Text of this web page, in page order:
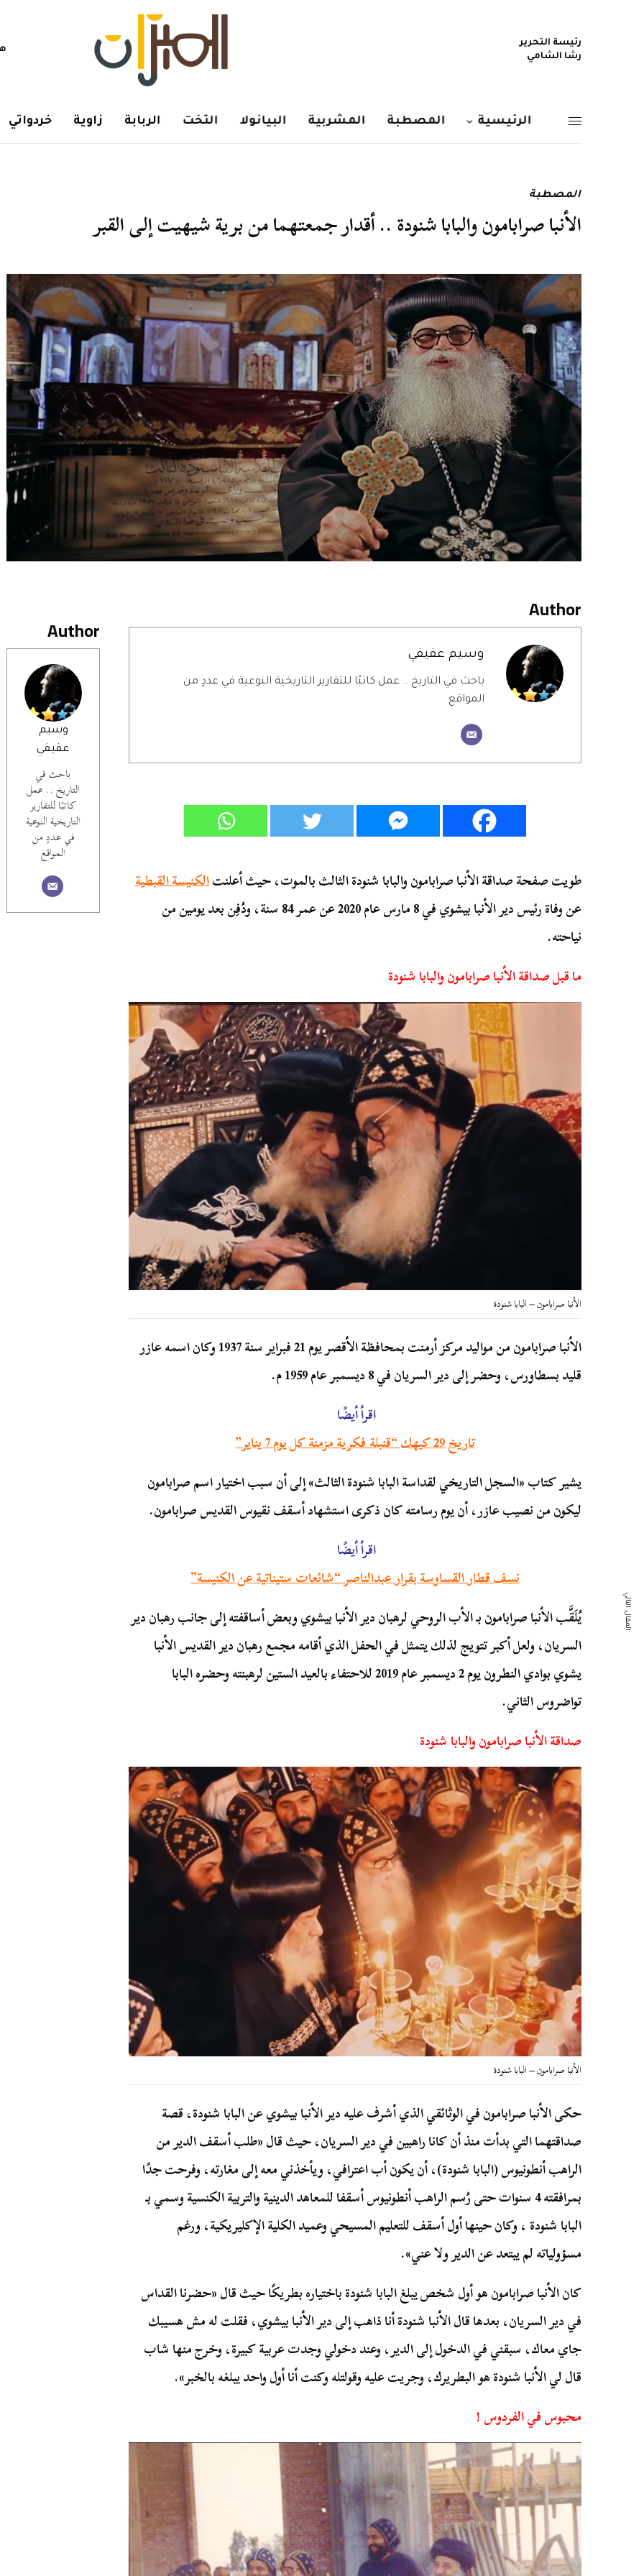
رئيسة التحرير
رشا الشامي
الرئيسية المصطبة المشربية البيانولا التخت الربابة زاوية خردواتي
المصطبة
الأنبا صرابامون والبابا شنودة .. أقدار جمعتهما من برية شيهيت إلى القبر
Author
وسيم
عفيفي
باحث في
التاريخ .. عمل
كاتبًا للتقارير
التاريخية النوعية
في عددٍ من
المواقع
Author
وسيم عفيفي
باحث في التاريخ .. عمل كاتبًا للتقارير التاريخية النوعية في عددٍ من
المواقع
طويت صفحة صداقة الأنبا صرابامون والبابا شنودة الثالث بالموت، حيث أعلنتالكنيسة القبطية
عن وفاة رئيس دير الأنبا بيشوي في 8 مارس عام 2020 عن عمر 84 سنة، ودُفِن بعد يومين من
نياحته.
ما قبل صداقة الأنبا صرابامون والبابا شنودة
الأنبا صرابامون – البابا شنودة
الأنبا صرابامون من مواليد مركز أرمنت بمحافظة الأقصر يوم 21 فبراير سنة 1937 وكان اسمه عازر
قليد بسطاورس، وحضر إلى دير السريان في 8 ديسمبر عام 1959 م.
اقرأ أيضًا
تاريخ 29 كيهك “قنبلة فكرية مزمنة كل يوم 7 يناير”
يشير كتاب «السجل التاريخي لقداسة البابا شنودة الثالث» إلى أن سبب اختيار اسم صرابامون
ليكون من نصيب عازر، أن يوم رسامته كان ذكرى استشهاد أسقف نقيوس القديس صرابامون.
اقرأ أيضًا
نسف قطار القساوسة بقرار عبدالناصر “شائعات ستيناتية عن الكنيسة”
يُلَقَّب الأنبا صرابامون بـ الأب الروحي لرهبان دير الأنبا بيشوي وبعض أساقفته إلى جانب رهبان دير
السريان، ولعل أكبر تتويج لذلك يتمثل في الحفل الذي أقامه مجمع رهبان دير القديس الأنبا
يشوي بوادي النطرون يوم 2 ديسمبر عام 2019 للاحتفاء بالعيد الستين لرهبنته وحضره البابا
تواضروس الثاني.
صداقة الأنبا صرابامون والبابا شنودة
الأنبا صرابامون – البابا شنودة
حكى الأنبا صرابامون في الوثائقي الذي أشرف عليه دير الأنبا بيشوي عن البابا شنودة، قصة
صداقتهما التي بدأت منذ أن كانا راهبين في دير السريان، حيث قال «طلب أسقف الدير من
الراهب أنطونيوس (البابا شنودة)، أن يكون أب اعترافي، ويأخذني معه إلى مغارته، وفرحت جدًا
بمرافقته 4 سنوات حتى رُسم الراهب أنطونيوس أسقفا للمعاهد الدينية والتربية الكنسية وسمي بـ
البابا شنودة ، وكان حينها أول أسقف للتعليم المسيحي وعميد الكلية الإكليريكية، ورغم
مسؤولياته لم يبتعد عن الدير ولا عني».
كان الأنبا صرابامون هو أول شخص يبلغ البابا شنودة باختياره بطريكًا حيث قال «حضرنا القداس
في دير السريان، بعدها قال الأنبا شنودة أنا ذاهب إلى دير الأنبا بيشوي، فقلت له مش هسيبك
جاي معاك، سبقني في الدخول إلى الدير، وعند دخولي وجدت عربية كبيرة، وخرج منها شاب
قال لي الأنبا شنودة هو البطريرك، وجريت عليه وقولتله وكنت أنا أول واحد يبلغه بالخبر».
محبوس في الفردوس !
المقال التالي